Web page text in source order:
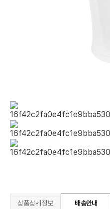
상품상세정보 배송안내